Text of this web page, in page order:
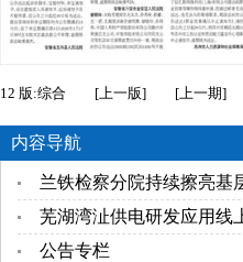
12 版:综合 [上一版] [上一期]
内容导航
兰铁检察分院持续擦亮基
芜湖湾沚供电研发应用线
公告专栏